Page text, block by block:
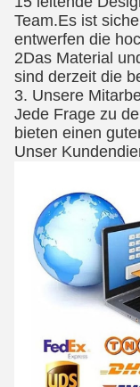
Team.Es ist
entwerfen die
2Das Material
sind derzeit die
3. Unsere
Jede Frage zu
bieten einen
Unser